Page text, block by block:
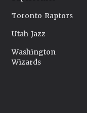
Toronto Raptors
Utah Jazz
Washington
Wizards